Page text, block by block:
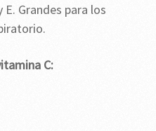
Grandes para los
C: